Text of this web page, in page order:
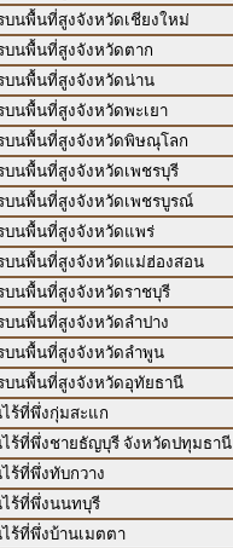
นพื้นที่สูงจังหวัดเชียงใหม่
นพื้นที่สูงจังหวัดตาก
นพื้นที่สูงจังหวัดน่าน
นพื้นที่สูงจังหวัดพะเยา
นพื้นที่สูงจังหวัดพิษณุโลก
นพื้นที่สูงจังหวัดเพชรบุรี
นพื้นที่สูงจังหวัดเพชรบูรณ์
นพื้นที่สูงจังหวัดแพร่
นพื้นที่สูงจังหวัดแม่ฮ่องสอน
นพื้นที่สูงจังหวัดราชบุรี
นพื้นที่สูงจังหวัดลำปาง
นพื้นที่สูงจังหวัดลำพูน
นพื้นที่สูงจังหวัดอุทัยธานี
ร้ที่พึ่งกุ่มสะแก
ร้ที่พึ่งชายธัญบุรี จังหวัดปทุมธานี
ร้ที่พึ่งทับกวาง
ร้ที่พึ่งนนทบุรี
ร้ที่พึ่งบ้านเมตตา